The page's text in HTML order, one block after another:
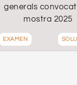
generals
mostra 2025
EXAMEN